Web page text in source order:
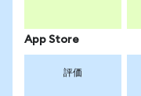
App Store
評価